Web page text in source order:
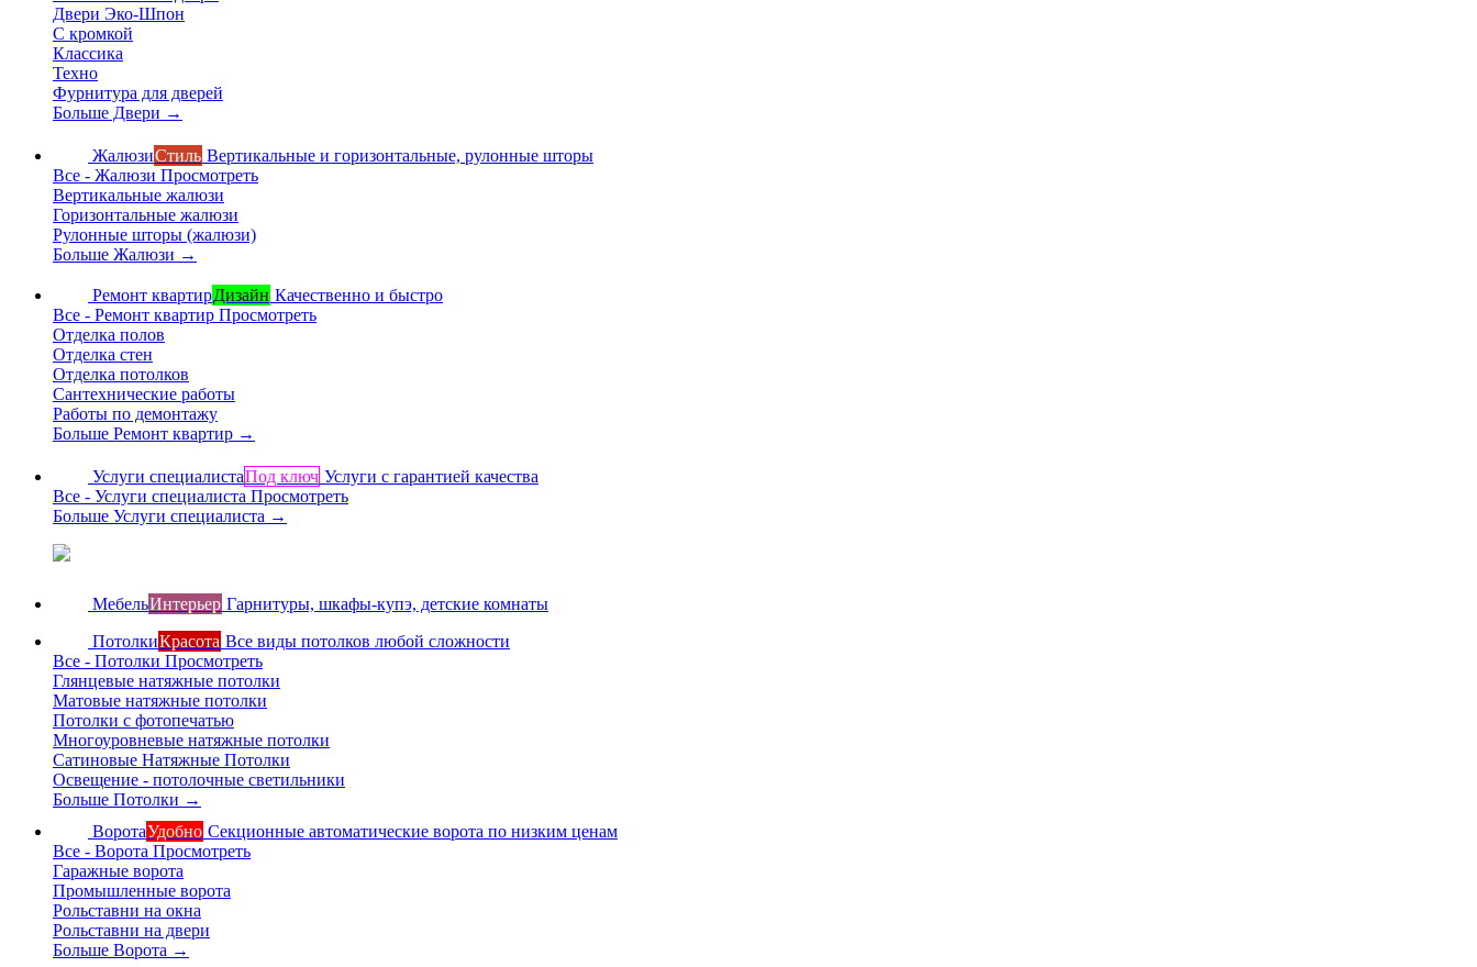
Двери Эко-Шпон
С кромкой
Классика
Техно
Фурнитура для дверей
Больше Двери →
ЖалюзиСтиль Вертикальные и горизонтальные, рулонные шторы
Все - Жалюзи Просмотреть
Вертикальные жалюзи
Горизонтальные жалюзи
Рулонные шторы (жалюзи)
Больше Жалюзи →
Ремонт квартирДизайн Качественно и быстро
Все - Ремонт квартир Просмотреть
Отделка полов
Отделка стен
Отделка потолков
Сантехнические работы
Работы по демонтажу
Больше Ремонт квартир →
Услуги специалистаПод ключ Услуги с гарантией качества
Все - Услуги специалиста Просмотреть
Больше Услуги специалиста →
МебельИнтерьер Гарнитуры, шкафы-купэ, детские комнаты
ПотолкиКрасота Все виды потолков любой сложности
Все - Потолки Просмотреть
Глянцевые натяжные потолки
Матовые натяжные потолки
Потолки с фотопечатью
Многоуровневые натяжные потолки
Сатиновые Натяжные Потолки
Освещение - потолочные светильники
Больше Потолки →
ВоротаУдобно Секционные автоматические ворота по низким ценам
Все - Ворота Просмотреть
Гаражные ворота
Промышленные ворота
Рольставни на окна
Рольставни на двери
Больше Ворота →